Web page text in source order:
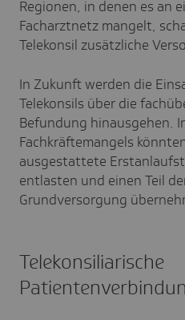
Regionen, in denen es an
Facharztnetz mangelt,
Telekonsil zusätzliche
In Zukunft werden die
Telekonsils über die
Befundung hinausgehen.
Fachkräftemangels
ausgestattete
entlasten und einen Teil
Grundversorgung
Telekonsiliarische